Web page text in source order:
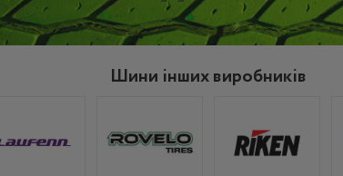
Шини інших виробників